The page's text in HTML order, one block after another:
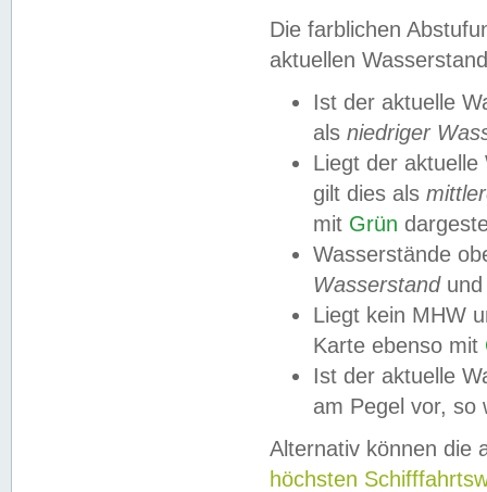
Die farblichen
aktuellen
Ist der aktuelle
als niedriger
Liegt der
gilt dies als
mit Grün
Wasserstände
Wasserstandund
Liegt kein MHW
Karte ebenso mit
Ist der aktuelle
am Pegel vor,
Alternativ können die
höchsten